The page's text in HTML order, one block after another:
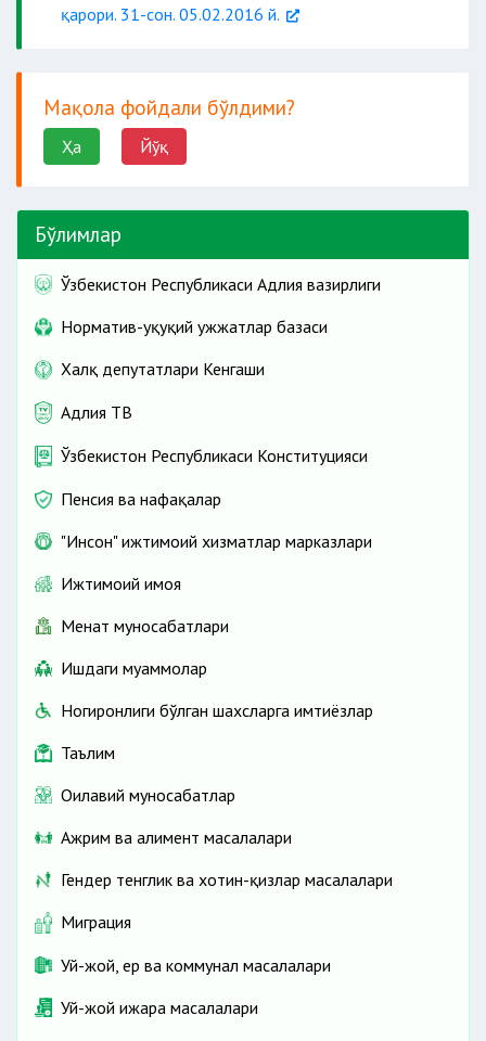
қарори. 31-сон. 05.02.2016 й.
Мақола фойдали бўлдими?
Ҳа Йўқ
Бўлимлар
Ўзбекистон Республикаси Адлия вазирлиги
Норматив-ҳуқуқий ҳужжатлар базаси
Халқ депутатлари Кенгаши
Адлия ТВ
Ўзбекистон Республикаси Конституцияси
Пенсия ва нафақалар
"Инсон" ижтимоий хизматлар марказлари
Ижтимоий ҳимоя
Меҳнат муносабатлари
Ишдаги муаммолар
Ногиронлиги бўлган шахсларга имтиёзлар
Таълим
Оилавий муносабатлар
Ажрим ва алимент масалалари
Гендер тенглик ва хотин-қизлар масалалари
Миграция
Уй-жой, ер ва коммунал масалалари
Уй-жой ижара масалалари